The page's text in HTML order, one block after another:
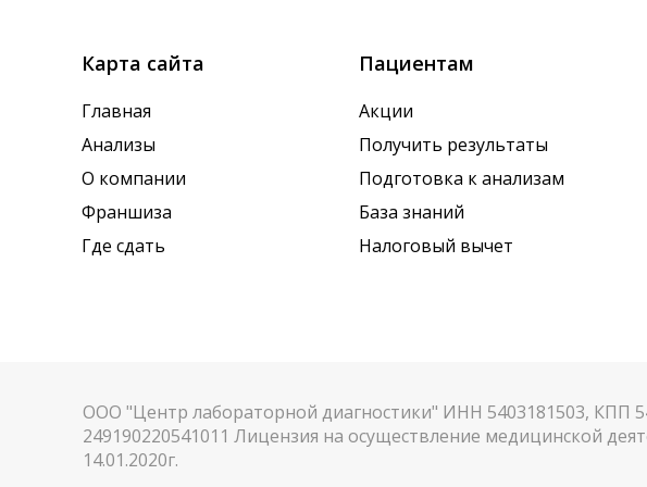
Карта сайта
Главная
Анализы
О компании
Франшиза
Где сдать
Пациентам
Акции
Получить результаты
Подготовка к анализам
База знаний
Налоговый вычет
ООО "Центр лабораторной диагностики" ИНН 5403181503, КПП
249190220541011 Лицензия на осуществление медицинской
14.01.2020г.